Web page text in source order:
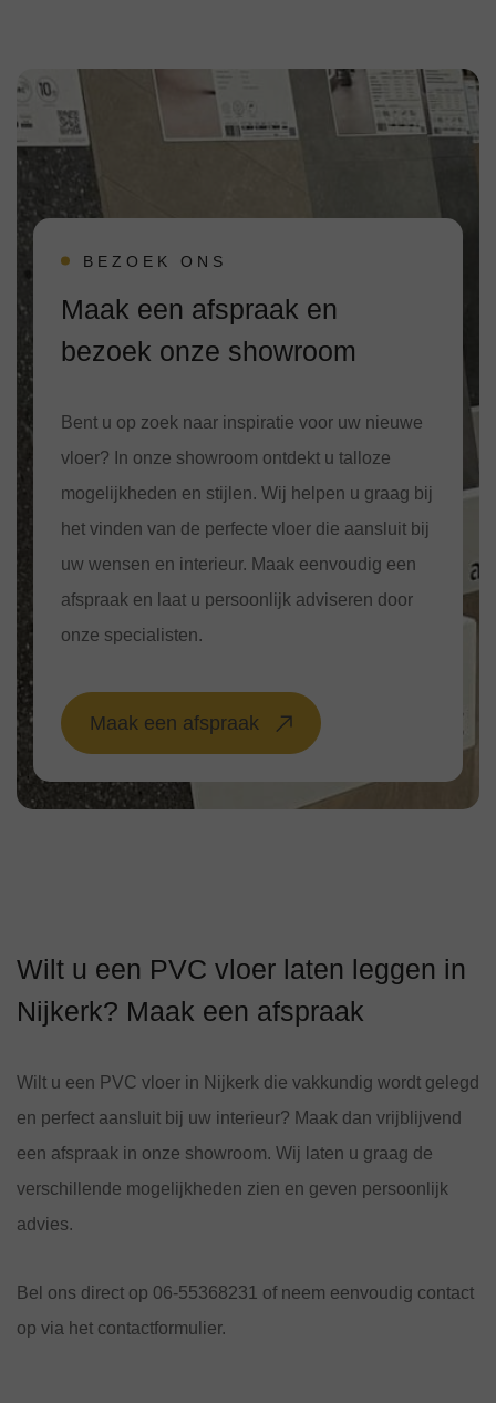
BEZOEK ONS
Maak een afspraak en
bezoek onze showroom
Bent u op zoek naar inspiratie voor uw nieuwe
vloer? In onze showroom ontdekt u talloze
mogelijkheden en stijlen. Wij helpen u graag bij
het vinden van de perfecte vloer die aansluit bij
uw wensen en interieur. Maak eenvoudig een
afspraak en laat u persoonlijk adviseren door
onze specialisten.
Maak een afspraak
Wilt u een PVC vloer laten leggen in
Nijkerk? Maak een afspraak
Wilt u een PVC vloer in Nijkerk die vakkundig wordt gelegd
en perfect aansluit bij uw interieur? Maak dan vrijblijvend
een afspraak in onze showroom. Wij laten u graag de
verschillende mogelijkheden zien en geven persoonlijk
advies.
Bel ons direct op 06-55368231 of neem eenvoudig contact
op via het contactformulier.